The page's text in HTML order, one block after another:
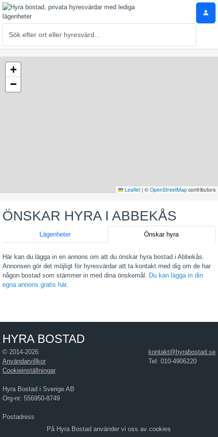
+
−
Leaflet | © OpenStreetMap contributors
ÖNSKAR HYRA I ABBEKÅS
Lägenheter Önskar hyra
Här kan du lägga in en annons om att du önskar hyra bostad i Abbekås.
Annonsen gör det möjligt för hyresvärdar att ta kontakt med dig om de har
någon bostad som stämmer in med dina önskemål. Du kan lägga in din
egna annons gratis här.
HYRA BOSTAD
kontakt@hyrabostad.se
Tel: 010-4906220
© 2014-2026
Användarvillkor
Cookieinställningar
Hyra Bostad i Sverige AB
Org-nr: 556950-8749
Postadress
Hyra Bostad i Sverige ABPå Hyra Bostad använder vi oss av cookies